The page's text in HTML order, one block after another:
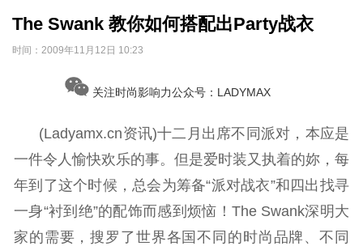
The Swank 教你如何搭配出Party战衣
时间： 2009年11月12日 10:23
关注时尚影响力公众号：LADYMAX
(Ladyamx.cn资讯)十二月出席不同派对，本应是
一件令人愉快欢乐的事。但是爱时装又执着的妳，每
年到了这个时候，总会为筹备“派对战衣”和四出找寻
一身“衬到绝”的配饰而感到烦恼！The Swank深明大
家的需要，搜罗了世界各国不同的时尚品牌、不同